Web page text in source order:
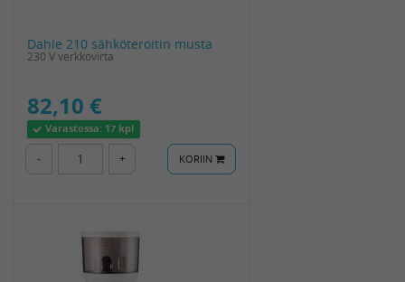
Dahle 210 sähköteroitin musta
230 V verkkovirta
82,10 €
Varastossa: 17 kpl
- + KORIIN